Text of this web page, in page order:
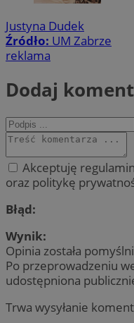
Justyna Dudek
Źródło: UM Zabrze
reklama
Dodaj
Akceptuję
oraz politykę
Błąd:
Wynik:
Opinia została
Po przeprowadzeniu
udostępniona
Trwa wysyłanie